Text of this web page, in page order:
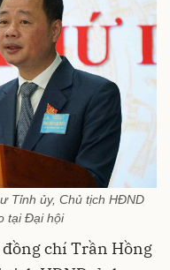
Tỉnh ủy, Chủ tịch HĐND
tại Đại hội
chí Trần Hồng